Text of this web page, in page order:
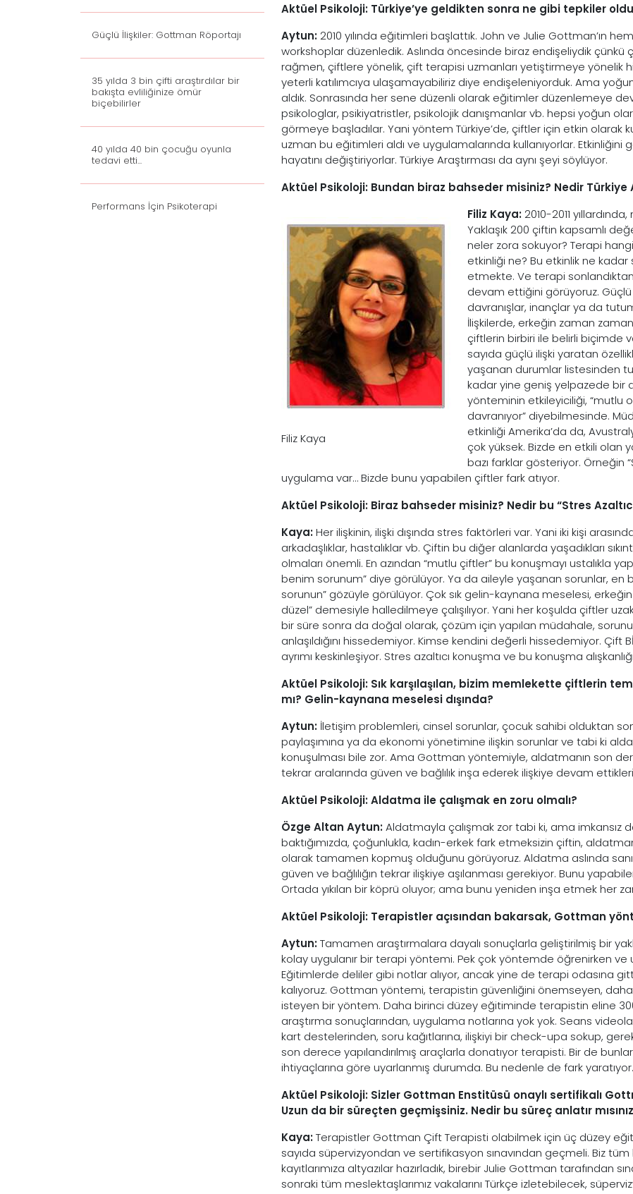
Güçlü İlişkiler: Gottman Röportajı
35 yılda 3 bin çifti araştırdılar bir
bakışta evliliğinize ömür
biçebilirler
40 yılda 40 bin çocuğu oyunla
tedavi etti...
Performans İçin Psikoterapi
Aktüel Psikoloji: Türkiye’ye geldikten sonra ne gibi tepkiler
Aytun: 2010 yılında eğitimleri başlattık. John ve Julie Gottman’ın
workshoplar düzenledik. Aslında öncesinde biraz endişeliydik çünkü
rağmen, çiftlere yönelik, çift terapisi uzmanları yetiştirmeye yönelik
yeterli katılımcıya ulaşamayabiliriz diye endişeleniyorduk. Ama
aldık. Sonrasında her sene düzenli olarak eğitimler düzenlemeye
psikologlar, psikiyatristler, psikolojik danışmanlar vb. hepsi yoğun
görmeye başladılar. Yani yöntem Türkiye’de, çiftler için etkin olarak
uzman bu eğitimleri aldı ve uygulamalarında kullanıyorlar.
hayatını değiştiriyorlar. Türkiye Araştırması da aynı şeyi söylüyor.
Aktüel Psikoloji: Bundan biraz bahseder misiniz? Nedir Türkiye
Filiz Kaya
Filiz Kaya: 2010-2011
Yaklaşık 200 çiftin kapsamlı
neler zora sokuyor? Terapi
etkinliği ne? Bu etkinlik ne
etmekte. Ve terapi
devam ettiğini görüyoruz.
davranışlar, inançlar ya da
İlişkilerde, erkeğin zaman
çiftlerin birbiri ile belirli biçimde
sayıda güçlü ilişki yaratan
yaşanan durumlar listesinden
kadar yine geniş yelpazede bir
yönteminin etkileyiciliği, “mutlu
davranıyor” diyebilmesinde.
etkinliği Amerika’da da,
çok yüksek. Bizde en etkili olan
bazı farklar gösteriyor. Örneğin
uygulama var… Bizde bunu yapabilen çiftler fark atıyor.
Aktüel Psikoloji: Biraz bahseder misiniz? Nedir bu “Stres
Kaya:Her ilişkinin, ilişki dışında stres faktörleri var. Yani iki kişi
arkadaşlıklar, hastalıklar vb. Çiftin bu diğer alanlarda yaşadıkları
olmaları önemli. En azından “mutlu çiftler” bu konuşmayı ustalıkla
benim sorunum” diye görülüyor. Ya da aileyle yaşanan sorunlar,
sorunun” gözüyle görülüyor. Çok sık gelin-kaynana meselesi, erkeğin
düzel” demesiyle halledilmeye çalışılıyor. Yani her koşulda çiftler
bir süre sonra da doğal olarak, çözüm için yapılan müdahale, sorunun
anlaşıldığını hissedemiyor. Kimse kendini değerli hissedemiyor. Çift
ayrımı keskinleşiyor. Stres azaltıcı konuşma ve bu konuşma
Aktüel Psikoloji: Sık karşılaşılan, bizim memlekette çiftlerin
mı? Gelin-kaynana meselesi dışında?
Aytun: İletişim problemleri, cinsel sorunlar, çocuk sahibi olduktan
paylaşımına ya da ekonomi yönetimine ilişkin sorunlar ve tabi ki
konuşulması bile zor. Ama Gottman yöntemiyle, aldatmanın son
tekrar aralarında güven ve bağlılık inşa ederek ilişkiye devam
Aktüel Psikoloji: Aldatma ile çalışmak en zoru olmalı?
Özge Altan Aytun:Aldatmayla çalışmak zor tabi ki, ama imkansız
baktığımızda, çoğunlukla, kadın-erkek fark etmeksizin çiftin,
olarak tamamen kopmuş olduğunu görüyoruz. Aldatma aslında
güven ve bağlılığın tekrar ilişkiye aşılanması gerekiyor. Bunu
Ortada yıkılan bir köprü oluyor; ama bunu yeniden inşa etmek her
Aktüel Psikoloji: Terapistler açısından bakarsak, Gottman
Aytun:Tamamen araştırmalara dayalı sonuçlarla geliştirilmiş bir
kolay uygulanır bir terapi yöntemi. Pek çok yöntemde öğrenirken ve
Eğitimlerde deliler gibi notlar alıyor, ancak yine de terapi odasına
kalıyoruz. Gottman yöntemi, terapistin güvenliğini önemseyen,
isteyen bir yöntem. Daha birinci düzey eğitiminde terapistin eline
araştırma sonuçlarından, uygulama notlarına yok yok. Seans
kart destelerinden, soru kağıtlarına, ilişkiyi bir check-upa sokup,
son derece yapılandırılmış araçlarla donatıyor terapisti. Bir de
ihtiyaçlarına göre uyarlanmış durumda. Bu nedenle de fark yaratıyor.
Aktüel Psikoloji: Sizler Gottman Enstitüsü onaylı sertifikalı
Uzun da bir süreçten geçmişsiniz. Nedir bu süreç anlatır
Kaya:Terapistler Gottman Çift Terapisti olabilmek için üç düzey
sayıda süpervizyondan ve sertifikasyon sınavından geçmeli. Biz
kayıtlarımıza altyazılar hazırladık, birebir Julie Gottman tarafından
sonraki tüm meslektaşlarımız vakalarını Türkçe izletebilecek,